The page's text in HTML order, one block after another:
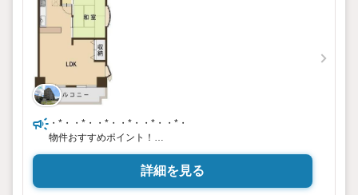
・*・・*・・*・・*・・*・・*・
物件おすすめポイント！
・8階建ての2階部分です詳細を見る